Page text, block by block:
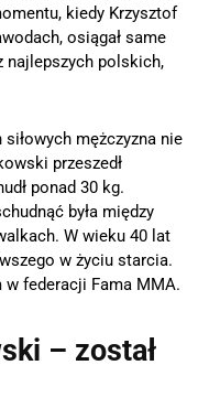
kiedy Krzysztof
osiągał same
najlepszych polskich,
mężczyzna nie
przeszedł
ponad 30 kg.
była między
W wieku 40 lat
w życiu starcia.
w federacji Fama MMA.
– został